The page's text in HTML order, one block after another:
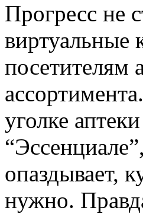
Прогресс не
виртуальные
посетителям
уголке
опаздывает,
нужно.